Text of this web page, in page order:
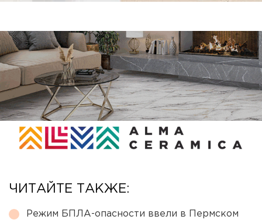
ЧИТАЙТЕ ТАКЖЕ:
Режим БПЛА-опасности ввели в Пермском